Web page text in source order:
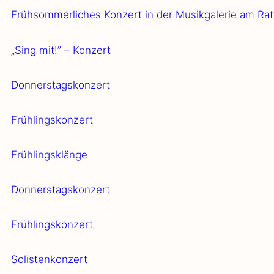
Früh­som­mer­li­ches Kon­zert in der Musik­ga­le­rie am
„Sing mit!” – Kon­zert
Don­ners­tags­kon­zert
Früh­lings­kon­zert
Früh­lings­klän­ge
Don­ners­tags­kon­zert
Früh­lings­kon­zert
Solis­ten­kon­zert